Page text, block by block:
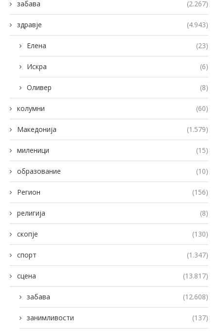
забава (2.267)
здравје (4.943)
Елена (23)
Искра (6)
Оливер (8)
колумни (60)
Македонија (1.579)
миленици (15)
образование (10)
Регион (156)
религија (8)
скопје (130)
спорт (1.347)
сцена (13.817)
забава (12.608)
занимливости (137)